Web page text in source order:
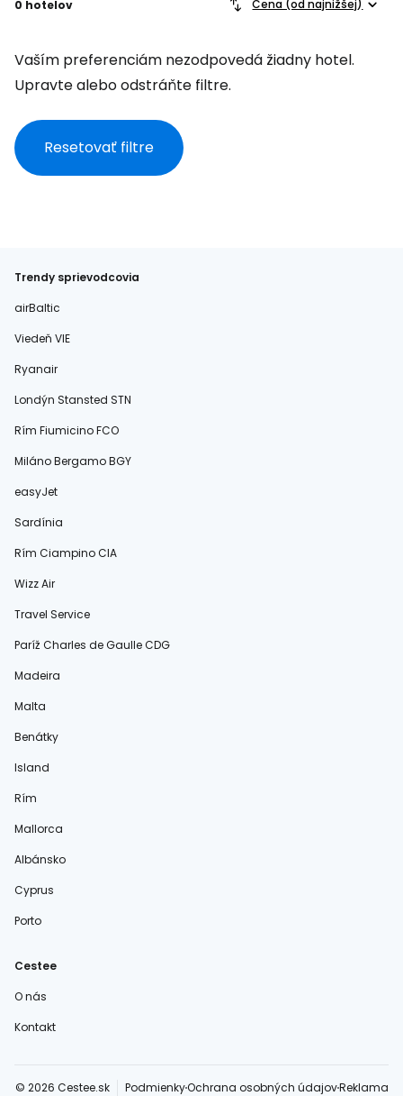
0 hotelov Cena (od najnižšej)
Vaším preferenciám nezodpovedá žiadny hotel.
Upravte alebo odstráňte filtre.
Resetovať filtre
Trendy sprievodcovia
airBaltic
Viedeň VIE
Ryanair
Londýn Stansted STN
Rím Fiumicino FCO
Miláno Bergamo BGY
easyJet
Sardínia
Rím Ciampino CIA
Wizz Air
Travel Service
Paríž Charles de Gaulle CDG
Madeira
Malta
Benátky
Island
Rím
Mallorca
Albánsko
Cyprus
Porto
Cestee
O nás
Kontakt
© 2026 Cestee.sk PodmienkyOchrana osobných údajovReklama